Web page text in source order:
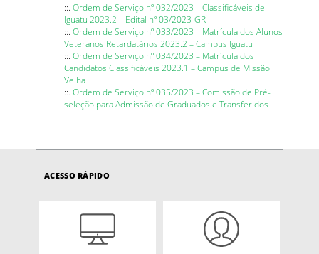
::. Ordem de Serviço nº 032/2023 – Classificáveis de
Iguatu 2023.2 – Edital nº 03/2023-GR
::. Ordem de Serviço nº 033/2023 – Matrícula dos Alunos
Veteranos Retardatários 2023.2 – Campus Iguatu
::. Ordem de Serviço nº 034/2023 – Matrícula dos
Candidatos Classificáveis 2023.1 – Campus de Missão
Velha
::. Ordem de Serviço nº 035/2023 – Comissão de Pré-
seleção para Admissão de Graduados e Transferidos
ACESSO RÁPIDO